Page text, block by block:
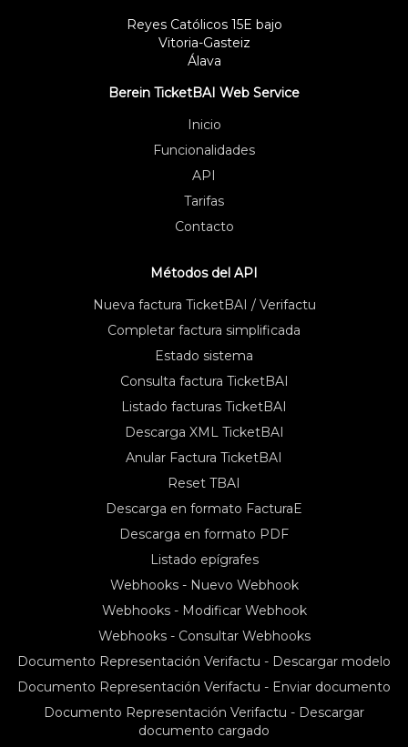
Reyes Católicos 15E bajo
Vitoria-Gasteiz
Álava
Berein TicketBAI Web Service
Inicio
Funcionalidades
API
Tarifas
Contacto
Métodos del API
Nueva factura TicketBAI / Verifactu
Completar factura simplificada
Estado sistema
Consulta factura TicketBAI
Listado facturas TicketBAI
Descarga XML TicketBAI
Anular Factura TicketBAI
Reset TBAI
Descarga en formato FacturaE
Descarga en formato PDF
Listado epígrafes
Webhooks - Nuevo Webhook
Webhooks - Modificar Webhook
Webhooks - Consultar Webhooks
Documento Representación Verifactu - Descargar modelo
Documento Representación Verifactu - Enviar documento
Documento Representación Verifactu - Descargar
documento cargado